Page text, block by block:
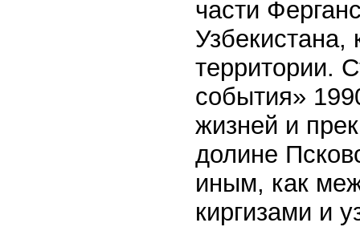
части
Узбекистана,
территории.
события»
жизней и
долине
иным, как
киргизами и